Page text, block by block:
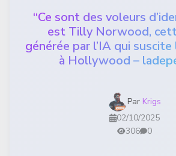
“Ce sont des voleurs
est Tilly Norwood,
générée par l’IA qui
à Hollywood –
Par Krigs
02/10/2025
306
0